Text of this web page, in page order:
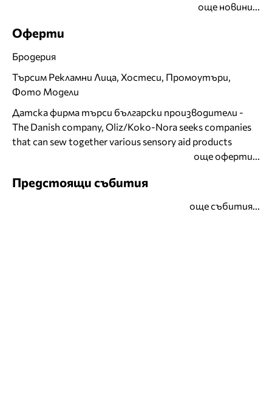
още новини...
Оферти
Бродерия
Търсим Рекламни Лица, Хостеси, Промоутъри,
Фото Модели
Датска фирма търси български производители -
The Danish company, Oliz/Koko-Nora seeks companies
that can sew together various sensory aid products
още оферти...
Предстоящи събития
още събития...